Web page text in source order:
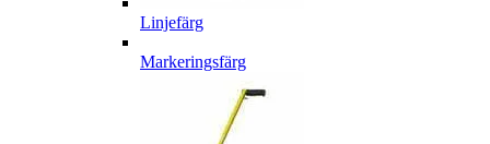
Linjefärg
Markeringsfärg